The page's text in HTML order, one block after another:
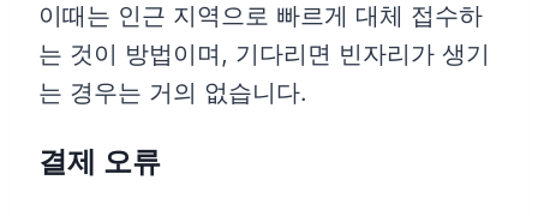
이때는 인근 지역으로 빠르게 대체 접수하
는 것이 방법이며, 기다리면 빈자리가 생기
는 경우는 거의 없습니다.
결제 오류